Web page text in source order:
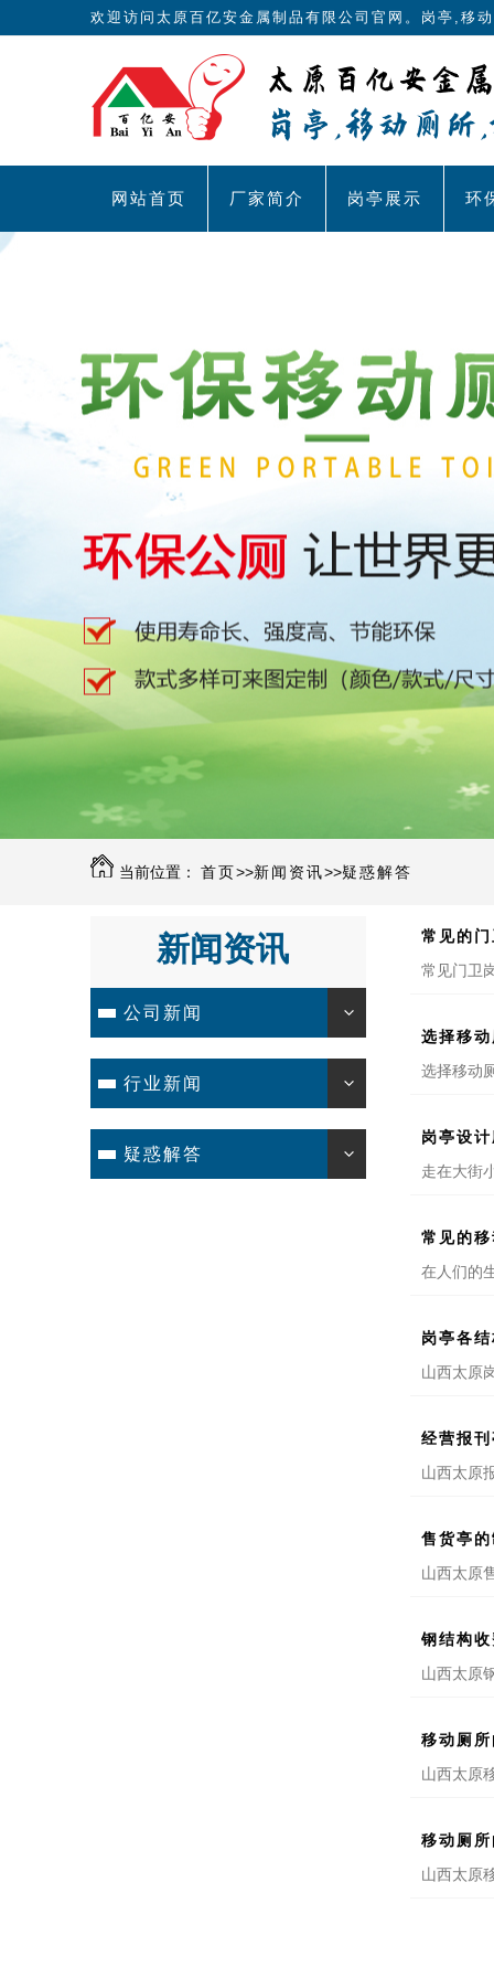
欢迎访问太原百亿安金属制品有限公司官网。岗亭,移
网站首页 厂家简介 岗亭展示 环
当前位置： 首页>>新闻资讯>>疑惑解答
新闻资讯
公司新闻
行业新闻
疑惑解答
常见的
常见门卫
选择移
选择移动
岗亭设
走在大街
常见的
在人们的
岗亭各
山西太原
经营报
山西太原
售货亭
山西太原
钢结构
山西太原
移动厕
山西太原
移动厕
山西太原